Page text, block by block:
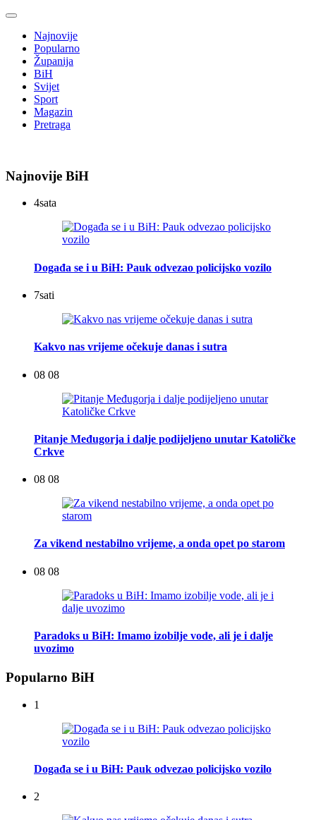
Najnovije
Popularno
Županija
BiH
Svijet
Sport
Magazin
Pretraga
Najnovije BiH
4sata
Događa se i u BiH: Pauk odvezao policijsko vozilo
7sati
Kakvo nas vrijeme očekuje danas i sutra
08 08
Pitanje Međugorja i dalje podijeljeno unutar Katoličke
Crkve
08 08
Za vikend nestabilno vrijeme, a onda opet po starom
08 08
Paradoks u BiH: Imamo izobilje vode, ali je i dalje
uvozimo
Popularno BiH
1
Događa se i u BiH: Pauk odvezao policijsko vozilo
2